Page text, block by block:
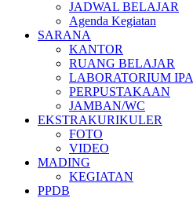
JADWAL BELAJAR
Agenda Kegiatan
SARANA
KANTOR
RUANG BELAJAR
LABORATORIUM IPA
PERPUSTAKAAN
JAMBAN/WC
EKSTRAKURIKULER
FOTO
VIDEO
MADING
KEGIATAN
PPDB